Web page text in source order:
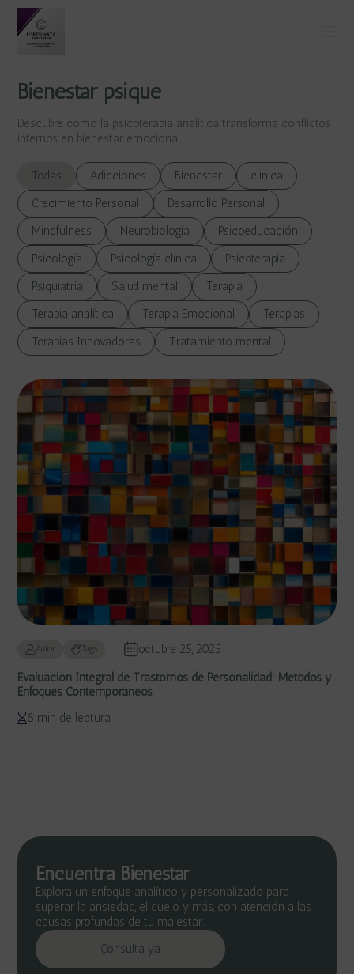
Bienestar psique
Descubre cómo la psicoterapia analítica transforma conflictos
internos en bienestar emocional.
Todas Adicciones Bienestar
clinica
Crecimiento Personal
Desarrollo Personal
Mindfulness
Neurobiología
Psicoeducación
Psicología
Psicología clínica
Psicoterapia
Psiquiatría
Salud mental
Terapia
Terapia analítica
Terapia Emocional
Terapias
Terapias Innovadoras
Tratamiento mental
Autor Tags
octubre 25, 2025
Evaluación Integral de Trastornos de Personalidad: Métodos y
Enfoques Contemporáneos
8 min de lectura
Encuentra Bienestar
Explora un enfoque analítico y personalizado para
superar la ansiedad, el duelo y más, con atención a las
causas profundas de tu malestar.
Consulta ya